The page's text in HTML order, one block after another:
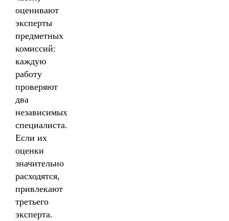
оценивают
эксперты
предметных
комиссий:
каждую
работу
проверяют
два
независимых
специалиста.
Если их
оценки
значительно
расходятся,
привлекают
третьего
эксперта.